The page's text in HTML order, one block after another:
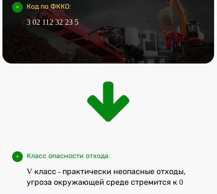
Код по ФККО:
3 02 112 32 23 5
Класс опасности отхода:
V класс - практически неопасные отходы,
угроза окружающей среде стремится к 0